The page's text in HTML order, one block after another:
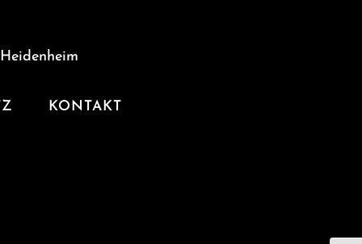
KONTAKT